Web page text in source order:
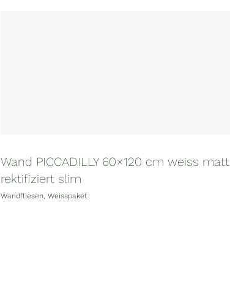
Wand PICCADILLY 60×120 cm weiss matt
rektifiziert slim
Wandfliesen Weisspaket